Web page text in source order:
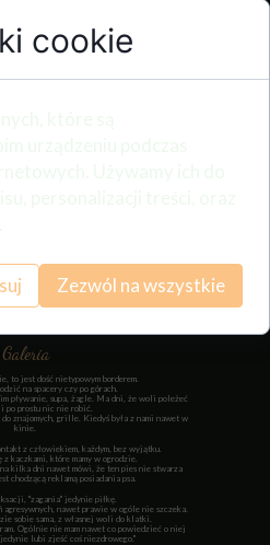
to jest dość nietypowym borderem.
na spacery czy po górach.
pływanie, supa, żagle. Ma dni, że woli poleżeć
i po prostu nic nie robić.
znajomych, grille. Kiedyś była z nami nawet w
kinie.
z człowiekiem, każdym, bez wyjątku.
kaczkami, które mamy w ogrodzie.
kilka dni nawet mówi, że ten pies nie stwarza
chodzącą reklamą posiadania psa.
"zagania" jedynie piłkę.
agresywnych, nawet prawie w ogóle nie szczeka.
sobie sama, z własnej woli do klatki.
Ogólnie nie mam nawet co powiedzieć o niej
lubi zjeść coś niezdrowego."
Galeria
Blue merle
- 335g
Waga: 21kg
Wzrost: ???
cookie
Zezwól na wszystkie